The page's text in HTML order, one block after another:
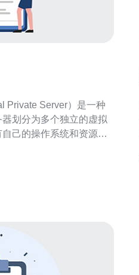
划分为多个独立的虚拟
己的操作系统和资源。
互